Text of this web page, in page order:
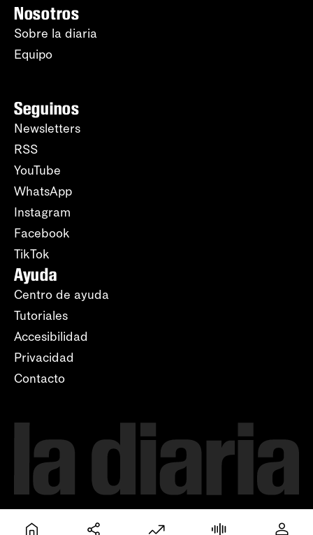
Nosotros
Sobre la diaria
Equipo
Seguinos
Newsletters
RSS
YouTube
WhatsApp
Instagram
Facebook
TikTok
Ayuda
Centro de ayuda
Tutoriales
Accesibilidad
Privacidad
Contacto